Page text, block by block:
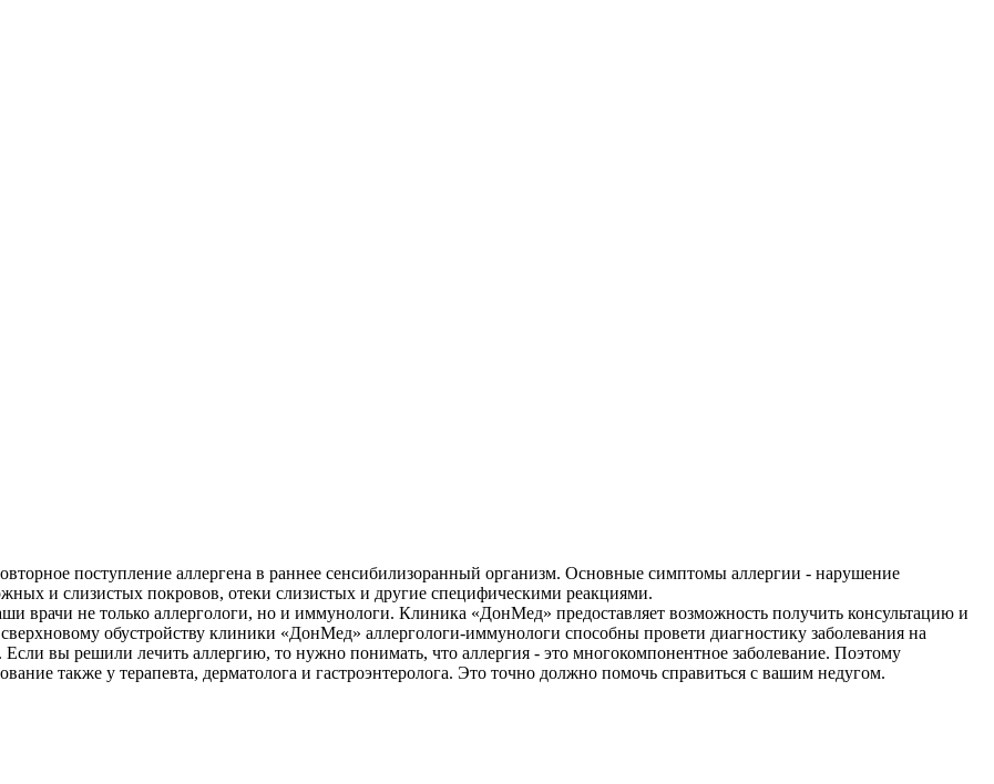
поступление аллергена в раннее сенсибилизоранный организм. Основные симптомы аллергии - нарушение
и слизистых покровов, отеки слизистых и другие специфическими реакциями.
врачи не только аллергологи, но и иммунологи. Клиника «ДонМед» предоставляет возможность получить консультацию и
обустройству клиники «ДонМед» аллергологи-иммунологи способны провети диагностику заболевания на
вы решили лечить аллергию, то нужно понимать, что аллергия - это многокомпонентное заболевание. Поэтому
также у терапевта, дерматолога и гастроэнтеролога. Это точно должно помочь справиться с вашим недугом.